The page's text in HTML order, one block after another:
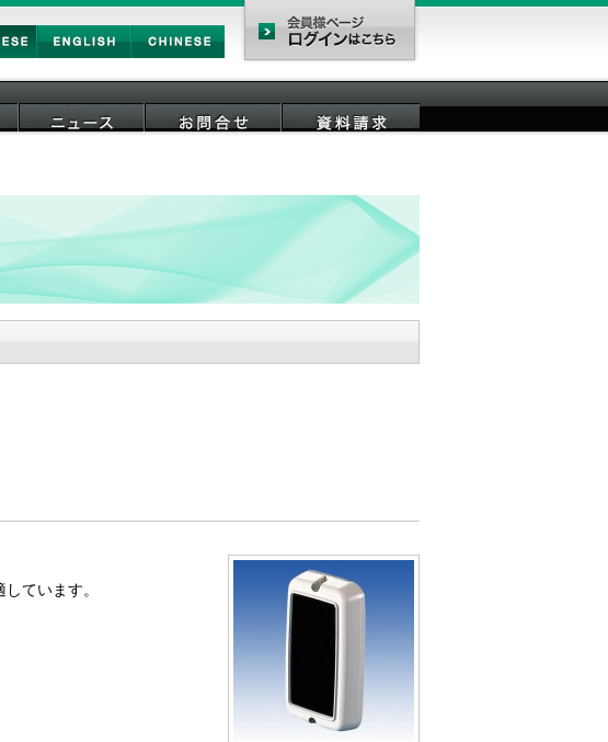
English Chinese
会員様ページ
ています。